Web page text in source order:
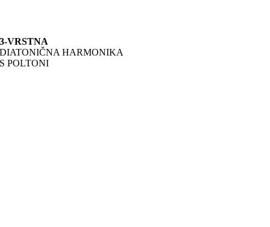
3-VRSTNA
DIATONIČNA HARMONIKA
S POLTONI